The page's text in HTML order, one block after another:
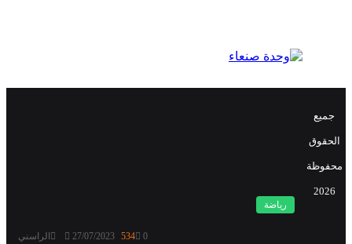
رياضة
الراسني 27/07/2023 0
534
جميع
الحقوق
محفوظة
2026